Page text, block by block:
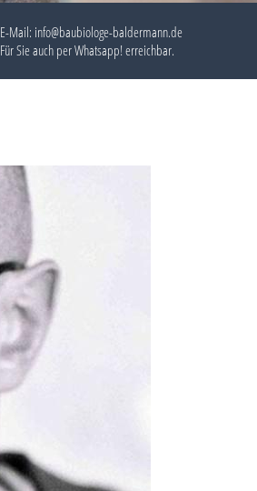
E-Mail: info@baubiologe-baldermann.de
Für Sie auch perWhatsapp!erreichbar.